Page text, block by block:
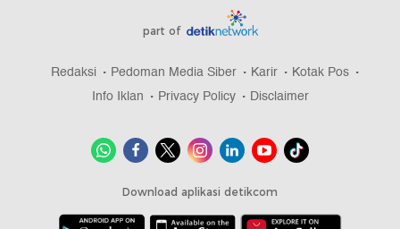
part of
Redaksi Pedoman Media Siber Karir
Kotak Pos
Info Iklan
Privacy Policy Disclaimer
Download aplikasi detikcom